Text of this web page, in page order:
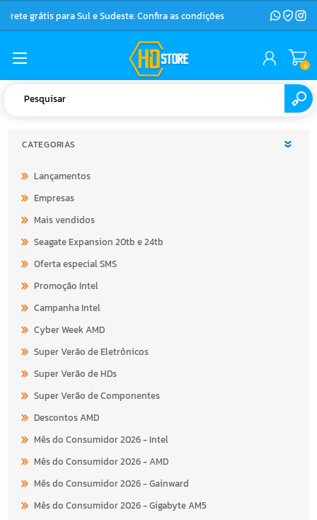
Frete grátis para Sul e Sudeste. Confira as condições
0
CATEGORIAS
Lançamentos
Empresas
Mais vendidos
Seagate Expansion 20tb e 24tb
Oferta especial SMS
Promoção Intel
Campanha Intel
Cyber Week AMD
Super Verão de Eletrônicos
Super Verão de HDs
Super Verão de Componentes
Descontos AMD
Mês do Consumidor 2026 - Intel
Mês do Consumidor 2026 - AMD
Mês do Consumidor 2026 - Gainward
Mês do Consumidor 2026 - Gigabyte AM5